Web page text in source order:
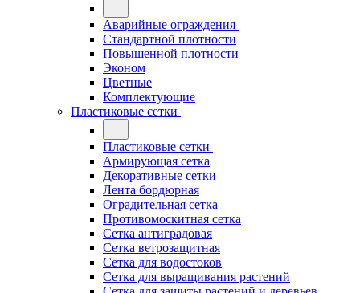
Аварийные ограждения
Стандартной плотности
Повышенной плотности
Эконом
Цветные
Комплектующие
Пластиковые сетки
Пластиковые сетки
Армирующая сетка
Декоративные сетки
Лента бордюрная
Оградительная сетка
Противомоскитная сетка
Сетка антиградовая
Сетка ветрозащитная
Сетка для водостоков
Сетка для выращивания растений